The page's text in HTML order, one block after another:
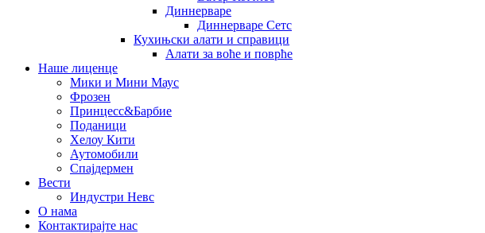
Диннерваре
Диннерваре Сетс
Кухињски алати и справици
Алати за воће и поврће
Наше лиценце
Мики и Мини Маус
Фрозен
Принцесс&Барбие
Поданици
Хелоу Кити
Аутомобили
Спајдермен
Вести
Индустри Невс
О нама
Контактирајте нас